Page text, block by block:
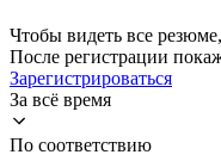
Чтобы видеть все
После регистрации
Зарегистрироваться
За всё время
По соответствию